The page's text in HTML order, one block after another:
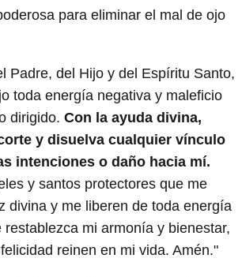
para eliminar el mal de ojo
Padre, del Hijo y del Espíritu Santo,
toda energía negativa y maleficio
dirigido. Con la ayuda divina,
y disuelva cualquier vínculo
intenciones o daño hacia mí.
y santos protectores que me
divina y me liberen de toda energía
restablezca mi armonía y bienestar,
reinen en mi vida. Amén."